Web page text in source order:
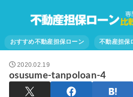
おすすめ不動産担保ローン 不動産担保
2020.02.19
osusume-tanpoloan-4